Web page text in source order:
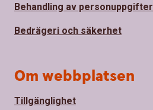
Behandling av personuppgifter
Bedrägeri och säkerhet
Om webbplatsen
Tillgänglighet